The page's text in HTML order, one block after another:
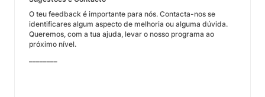
O teu feedback é importante para nós. Contacta-nos se
identificares algum aspecto de melhoria ou alguma dúvida.
Queremos, com a tua ajuda, levar o nosso programa ao
próximo nível.